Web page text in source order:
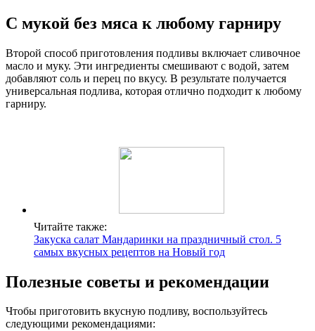
С мукой без мяса к любому гарниру
Второй способ приготовления подливы включает сливочное
масло и муку. Эти ингредиенты смешивают с водой, затем
добавляют соль и перец по вкусу. В результате получается
универсальная подлива, которая отлично подходит к любому
гарниру.
Читайте также:
Закуска салат Мандаринки на праздничный стол. 5
самых вкусных рецептов на Новый год
Полезные советы и рекомендации
Чтобы приготовить вкусную подливу, воспользуйтесь
следующими рекомендациями: